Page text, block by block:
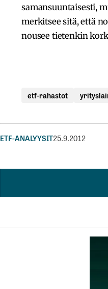
samansuuntaisesti,
merkitsee sitä, että
nousee tietenkin
etf-rahastot
ETF-ANALYYSIT25.9.2012
kehittyvien markkinoiden